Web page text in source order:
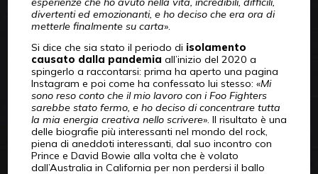
divertenti ed emozionanti, e ho deciso che era ora di
metterle finalmente su carta».
Si dice che sia stato il periodo di isolamento
causato dalla pandemia all’inizio del 2020 a
spingerlo a raccontarsi: prima ha aperto una pagina
Instagram e poi come ha confessato lui stesso: «Mi
sono reso conto che il mio lavoro con i Foo Fighters
sarebbe stato fermo, e ho deciso di concentrare tutta
la mia energia creativa nello scrivere». Il risultato è una
delle biografie più interessanti nel mondo del rock,
piena di aneddoti interessanti, dal suo incontro con
Prince e David Bowie alla volta che è volato
dall’Australia in California per non perdersi il ballo